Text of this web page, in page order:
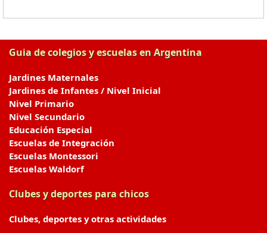
Guia de colegios y escuelas en Argentina
Jardines Maternales
Jardines de Infantes / Nivel Inicial
Nivel Primario
Nivel Secundario
Educación Especial
Escuelas de Integración
Escuelas Montessori
Escuelas Waldorf
Clubes y deportes para chicos
Clubes, deportes y otras actividades